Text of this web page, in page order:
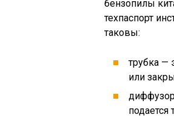
бензопилы
техпаспорт
таковы:
трубка —
или
подается